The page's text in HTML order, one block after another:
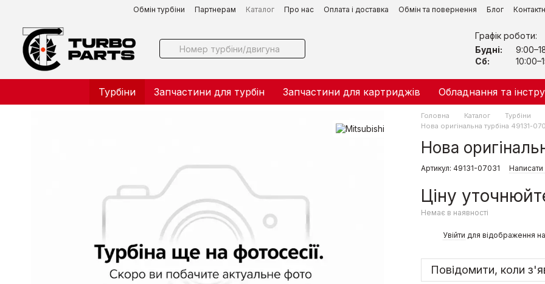
Перейти до основного контентуОбмін турбіни Партнерам Каталог Про нас Оплата і доставка Обмін та повернення Блог
Графік роботи:
Будні:
Сб:
Турбіни Запчастини для турбін Запчастини для картриджів Обладнання та
Головна Каталог Турбіни
Нова оригінальна турбіна 49131-
Нова
Артикул: 49131-07031 Написати
Ціну
Немає в наявності
Увійти для відображення
Повідомити, коли